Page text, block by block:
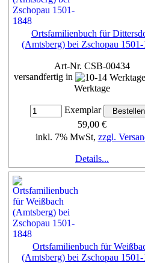
Ortsfamilienbuch für
(Amtsberg) bei Zschopau
Art-Nr. CSB-00434
versandfertig in
Werktage
Exemplar
59,00 €
inkl. 7% MwSt, zzgl.
Details...
Ortsfamilienbuch für
(Amtsberg) bei Zschopau